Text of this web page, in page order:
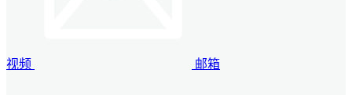
视频 邮箱